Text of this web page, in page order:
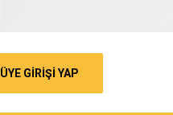
ÜYE GİRİŞİ YAP